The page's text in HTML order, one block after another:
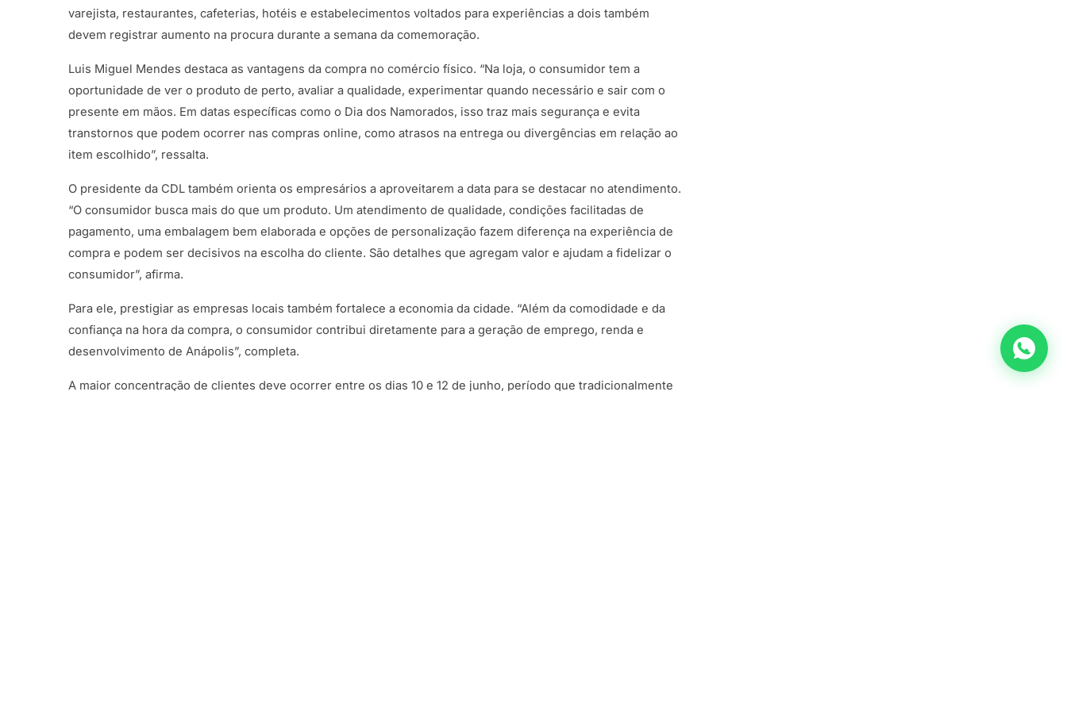
varejista, restaurantes, cafeterias, hotéis e estabelecimentos voltados para experiências a dois também
devem registrar aumento na procura durante a semana da comemoração.
Luis Miguel Mendes destaca as vantagens da compra no comércio físico. “Na loja, o consumidor tem a
oportunidade de ver o produto de perto, avaliar a qualidade, experimentar quando necessário e sair com o
presente em mãos. Em datas específicas como o Dia dos Namorados, isso traz mais segurança e evita
transtornos que podem ocorrer nas compras online, como atrasos na entrega ou divergências em relação ao
item escolhido”, ressalta.
O presidente da CDL também orienta os empresários a aproveitarem a data para se destacar no atendimento.
“O consumidor busca mais do que um produto. Um atendimento de qualidade, condições facilitadas de
pagamento, uma embalagem bem elaborada e opções de personalização fazem diferença na experiência de
compra e podem ser decisivos na escolha do cliente. São detalhes que agregam valor e ajudam a fidelizar o
consumidor”, afirma.
Para ele, prestigiar as empresas locais também fortalece a economia da cidade. “Além da comodidade e da
confiança na hora da compra, o consumidor contribui diretamente para a geração de emprego, renda e
desenvolvimento de Anápolis”, completa.
A maior concentração de clientes deve ocorrer entre os dias 10 e 12 de junho, período que tradicionalmente